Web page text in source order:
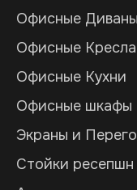
Офисные Диваны
Офисные Кресла
Офисные Кухни
Офисные шкафы
Экраны и
Стойки ресепшн